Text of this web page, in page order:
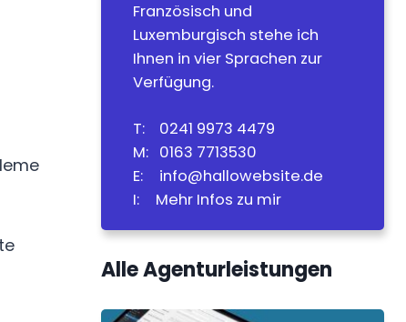
Französisch und
Luxemburgisch stehe ich
Ihnen in vier Sprachen zur
Verfügung.
T: 0241 9973 4479
M: 0163 7713530
E:
info@hallowebsite.de
I:
Mehr Infos zu mir
Alle Agenturleistungen